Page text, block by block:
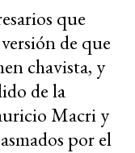
que
de que
chavista, y
de la
Macri y
por el